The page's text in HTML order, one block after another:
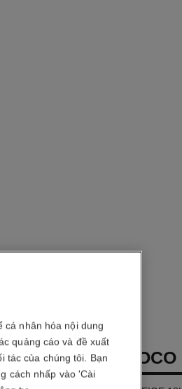
DÂY CHUYỀN COCO
cá nhân hóa nội dung
quảng cáo và đề xuất
tác của chúng tôi. Bạn
cách nhấp vào 'Cài